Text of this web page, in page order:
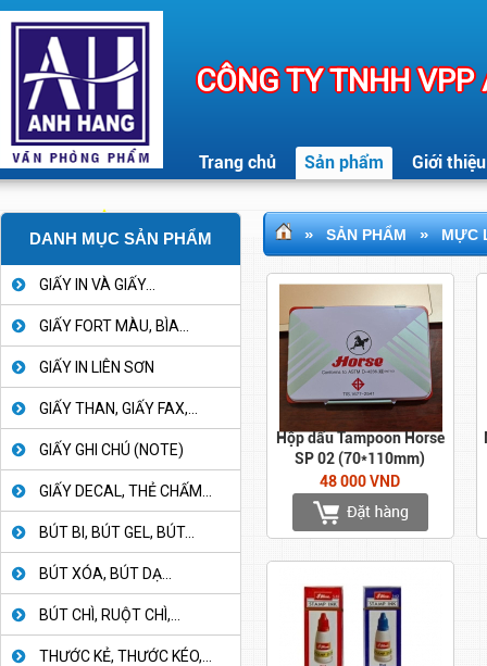
CÔNG TY TNHH
Trang chủ Sản phẩm Giới thiệu
DANH MỤC SẢN PHẨM
GIẤY IN VÀ GIẤY...
GIẤY FORT MÀU, BÌA...
GIẤY IN LIÊN SƠN
GIẤY THAN, GIẤY FAX,...
GIẤY GHI CHÚ (NOTE)
GIẤY DECAL, THẺ CHẤM...
BÚT BI, BÚT GEL, BÚT...
BÚT XÓA, BÚT DẠ...
BÚT CHÌ, RUỘT CHÌ,...
THƯỚC KẺ, THƯỚC KÉO,...
» SẢN PHẨM » MỰC
Hộp dấu Tampoon Horse
SP 02 (70*110mm)
48 000 VND